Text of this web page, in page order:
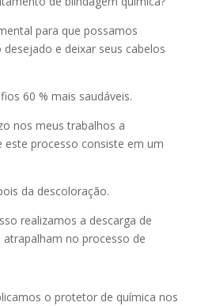
para que possamos
e deixar seus cabelos
60 % mais saudáveis.
nos meus trabalhos a
este processo consiste em um
da descoloração.
realizamos a descarga de
no processo de
o protetor de química nos